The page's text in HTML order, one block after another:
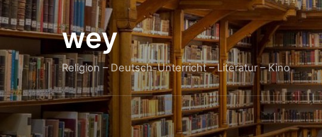
wey
Religion – Deutsch-Unterricht – Literatur – Kino